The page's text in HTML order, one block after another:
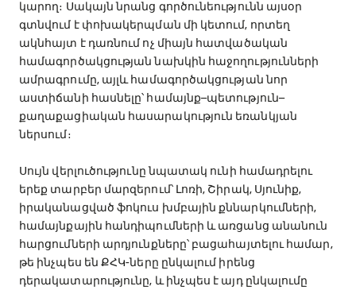
կարող։ Սակայն նրանց գործունեությունն այսօր
գտնվում է փոխակերպման մի կետում, որտեղ
ակնհայտ է դառնում ոչ միայն հատվածական
համագործակցության նախկին հաջողությունների
ամրագրումը, այլև համագործակցության նոր
աստիճանի հասնելը՝ համայնք–պետություն–
քաղաքացիական հասարակություն եռանկյան
ներսում։
Սույն վերլուծությունը նպատակ ունի համադրելու
երեք տարբեր մարզերում՝ Լոռի, Շիրակ, Սյունիք,
իրականացված ֆոկուս խմբային քննարկումների,
համայնքային հանդիպումների և առցանց անանուն
հարցումների արդյունքները՝ բացահայտելու համար,
թե ինչպես են ՔՀԿ-ները ընկալում իրենց
դերակատարությունը, և ինչպես է այդ ընկալումը